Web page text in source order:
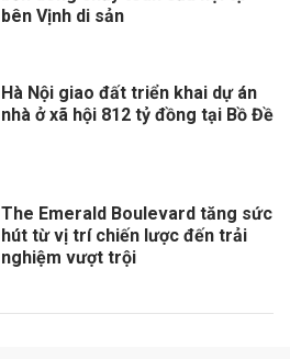
bên Vịnh di sản
Hà Nội giao đất triển khai dự án
nhà ở xã hội 812 tỷ đồng tại Bồ Đề
The Emerald Boulevard tăng sức
hút từ vị trí chiến lược đến trải
nghiệm vượt trội